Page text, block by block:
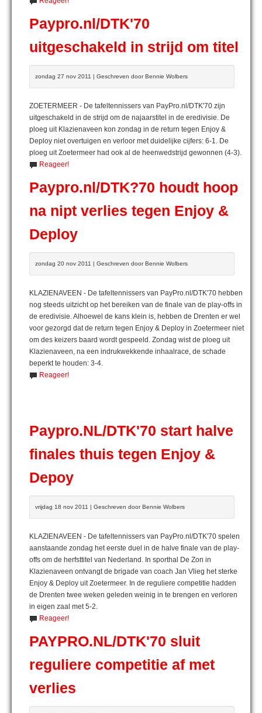
Paypro.nl/DTK'70
uitgeschakeld in strijd om titel
zondag 27 nov 2011 | Geschreven door Bennie Wolbers
ZOETERMEER - De tafeltennissers van PayPro.nl/DTK'70 zijn
uitgeschakeld in de strijd om de najaarstitel in de eredivisie. De
ploeg uit Klazienaveen kon zondag in de return tegen Enjoy &
Deploy niet overtuigen en verloor met duidelijke cijfers: 6-1. De
ploeg uit Zoetermeer had ook al de heenwedstrijd gewonnen (4-3).
Reageer!
Paypro.nl/DTK?70 houdt hoop
na nipt verlies tegen Enjoy &
Deploy
zondag 20 nov 2011 | Geschreven door Bennie Wolbers
KLAZIENAVEEN - De tafeltennissers van PayPro.nl/DTK'70 hebben
nog steeds uitzicht op het bereiken van de finale van de play-offs in
de eredivisie. Alhoewel de kans klein is, hebben de Drenten er wel
voor gezorgd dat de return tegen Enjoy & Deploy in Zoetermeer niet
om des keizers baard wordt gespeeld. Zondag wist de ploeg uit
Klazienaveen, na een indrukwekkende inhaalrace, de schade
beperkt te houden: 3-4.
Reageer!
Paypro.NL/DTK'70 start halve
finales thuis tegen Enjoy &
Depoy
vrijdag 18 nov 2011 | Geschreven door Bennie Wolbers
KLAZIENAVEEN - De tafeltennissers van PayPro.nl/DTK'70 spelen
aanstaande zondag het eerste duel in de halve finale van de play-
offs om de herfsttitel van Nederland. In sporthal De Zon in
Klazienaveen ontvangt de brigade van coach Jan Vlieg het sterke
Enjoy & Deploy uit Zoetermeer. In de reguliere competitie hadden
de Drenten twee weken geleden weinig in te brengen en verloren
in eigen zaal met 5-2.
Reageer!
PAYPRO.NL/DTK'70 sluit
reguliere competitie af met
verlies